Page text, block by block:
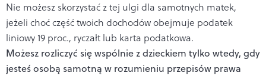
Nie możesz skorzystać z tej ulgi dla samotnych matek,
jeżeli choć część twoich dochodów obejmuje podatek
liniowy 19 proc., ryczałt lub karta podatkowa.
Możesz rozliczyć się wspólnie z dzieckiem tylko wtedy, gdy
jesteś osobą samotną w rozumieniu przepisów prawa